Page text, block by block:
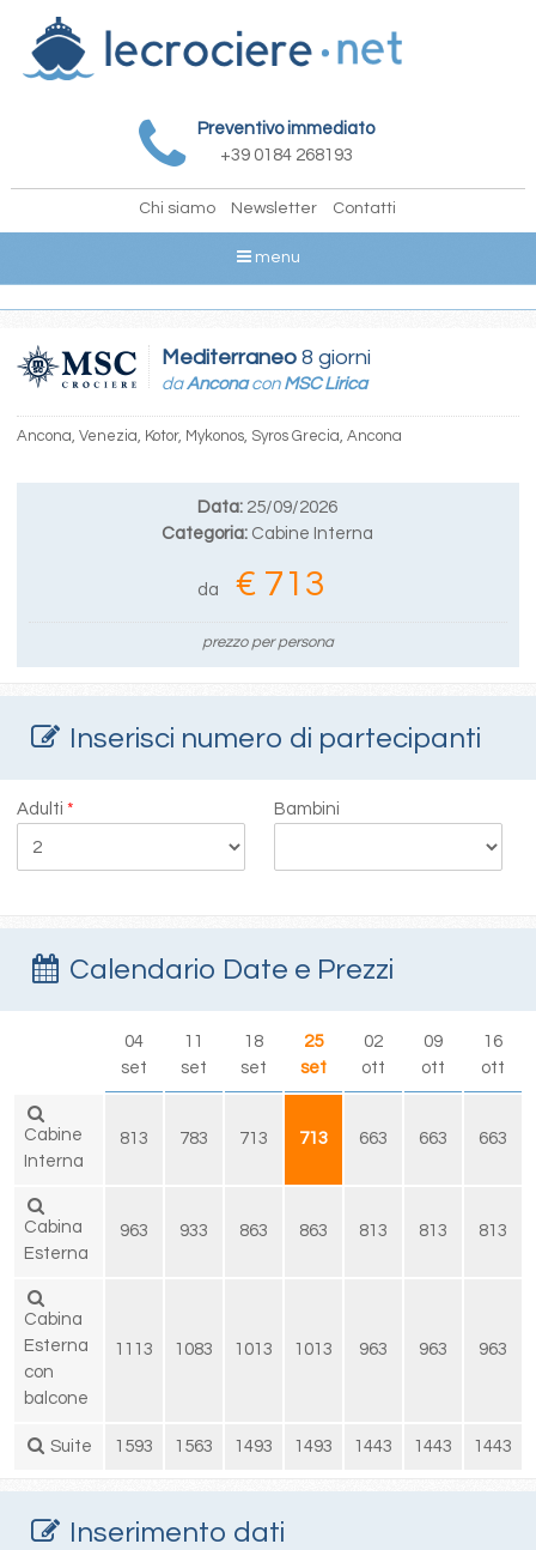
Preventivo immediato
+39 0184 268193
Chi siamo Newsletter Contatti
menu
Mediterraneo8 giorni
daAnconacon MSC Lirica
Ancona, Venezia, Kotor, Mykonos, Syros Grecia, Ancona
Data: 25/09/2026
Categoria: Cabine Interna
da € 713
prezzo per persona
Inserisci numero di partecipanti
Adulti* Bambini
Calendario Date e Prezzi
04
set
11
set
18
set
25
set
02
ott
09
ott
16
ott
Cabine
Interna
813 783 713 713 663 663 663
Cabina
Esterna
963 933 863 863 813 813 813
Cabina
Esterna
con
balcone
1113 1083 1013 1013 963 963 963
Suite 1593 1563 1493 1493 1443 1443 1443
Inserimento dati